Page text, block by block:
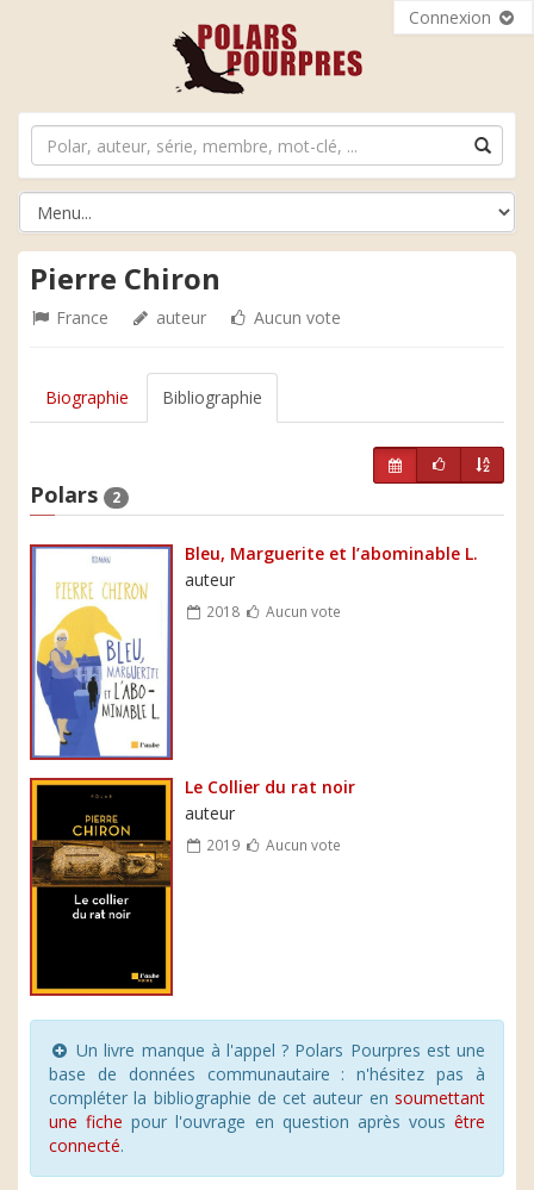
Connexion
Pierre Chiron
France auteur Aucun vote
Biographie Bibliographie
Polars 2
Bleu, Marguerite et l’abominable L.
auteur
2018 Aucun vote
Le Collier du rat noir
auteur
2019 Aucun vote
Un livre manque à l'appel ? Polars Pourpres est une
base de données communautaire : n'hésitez pas à
compléter la bibliographie de cet auteur en soumettant
une fiche pour l'ouvrage en question après vous être
connecté.